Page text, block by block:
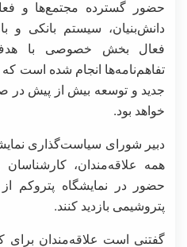
حضور گسترده مجتمع‌ها و
دانش‌بنیان، سیستم بانکی و
فعال بخش خصوصی با
تفاهم‌نامه‌ها انجام شده است
جدید و توسعه بیش‌ از پیش در
خواهد بود.
دبیر شورای سیاست‌گذاری
همه علاقه‌مندان،
حضور در نمایشگاه پتروکم
پتروشیمی بازدید کنند.
گفتنی است علاقه‌مندان برای